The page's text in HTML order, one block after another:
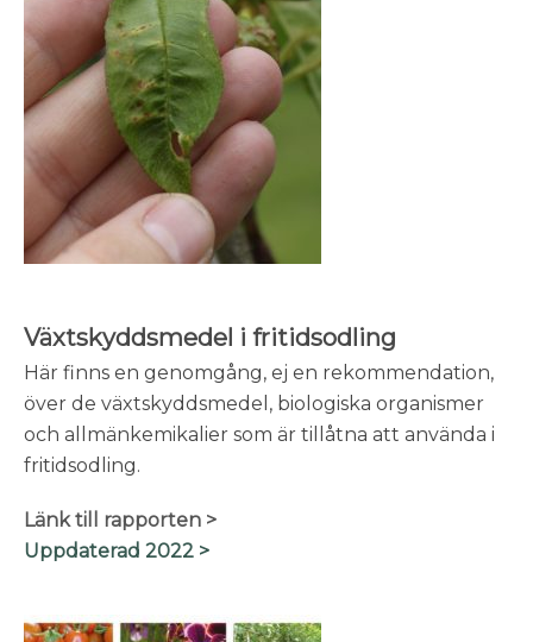
Växtskyddsmedel i fritidsodling
Här finns en genomgång, ej en rekommendation,
över de växtskyddsmedel, biologiska organismer
och allmänkemikalier som är tillåtna att använda i
fritidsodling.
Länk till rapporten >
Uppdaterad 2022 >